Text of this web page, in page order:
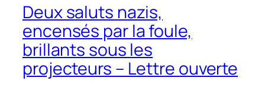
Deux saluts nazis,
encensés par la foule,
brillants sous les
projecteurs – Lettre ouverte